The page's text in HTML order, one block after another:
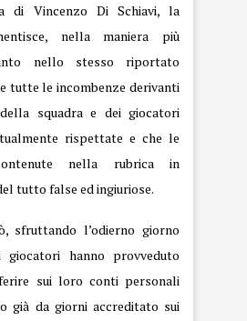
di Vincenzo Di Schiavi, la
nella maniera più
nello stesso riportato
tutte le incombenze derivanti
squadra e dei giocatori
rispettate e che le
nella rubrica in
tutto false ed ingiuriose.
sfruttando l’odierno giorno
hanno provveduto
sui loro conti personali
già da giorni accreditato sui